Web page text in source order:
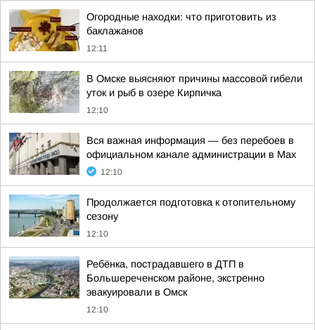
Огородные находки: что приготовить из
баклажанов
12:11
В Омске выясняют причины массовой гибели
уток и рыб в озере Кирпичка
12:10
Вся важная информация — без перебоев в
официальном канале администрации в Мах
12:10
Продолжается подготовка к отопительному
сезону
12:10
Ребёнка, пострадавшего в ДТП в
Большереченском районе, экстренно
эвакуировали в Омск
12:10